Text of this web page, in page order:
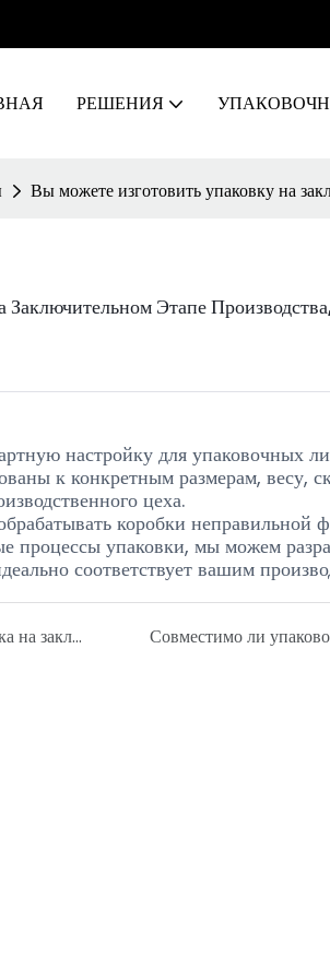
РЕШЕНИЯ
Вы можете изготовить упаковку на
Этапе
настройку для упаковочных
к конкретным размерам, весу,
цеха.
коробки неправильной
процессы упаковки, мы можем
соответствует вашим
Может ли ваша упаковка на заключительном этапе производственной линии обеспечить безопасную транспортировку тяжелых и специальных промышленных грузов?